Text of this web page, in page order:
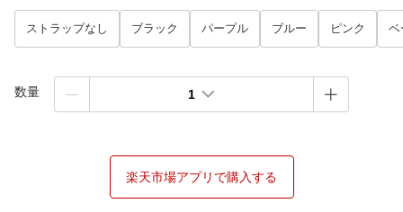
ストラップなし ブラック パープル ブルー ピンク ベ
数量 1
楽天市場アプリで購入する